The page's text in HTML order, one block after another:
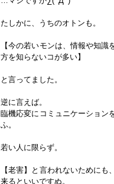
たしかに、うちのオトンも。
【今の若いモンは、情報や知
方を知らないコが多い】
と言ってました。
逆に言えば。
臨機応変にコミュニケーション
ふ。
若い人に限らず。
【老害】と言われないために
来るといいですぬ。